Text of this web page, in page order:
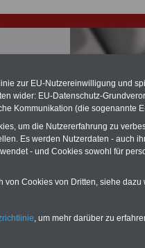
auch im Ruhestand (zu
hat die Berliner
März 2027 eine Neuregelung der
(Beamte & Ruhestandsbeamte)
zufolge liegt diese für
Euro, Der INFO-SERVICE
nach dem Beschluss des
zur EU-Nutzereinwilligung und
wider: EU-Datenschutz-
Kommunikation (die sogenannte
um die Nutzererfahrung zu
Es werden Nutzerdaten - auch
- und Cookies sowohl für
von Cookies von Dritten, siehe
, um mehr darüber zu